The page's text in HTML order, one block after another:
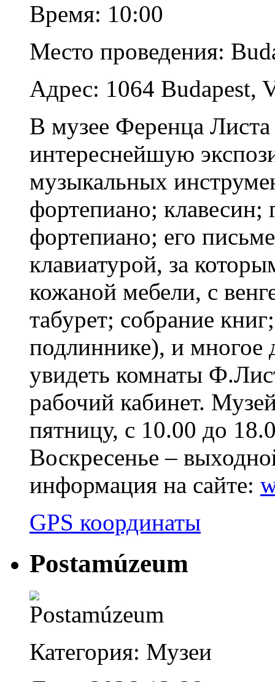
Время: 10:00
Место проведения:
Адрес: 1064 Budapest,
В музее Ференца
интереснейшую
музыкальных
фортепиано; клавесин;
фортепиано; его
клавиатурой, за
кожаной мебели, с
табурет; собрание
подлиннике), и многое
увидеть комнаты
рабочий кабинет.
пятницу, с 10.00 до
Воскресенье –
информация на сайте:
GPS координаты
Postamúzeum
Категория: Музеи